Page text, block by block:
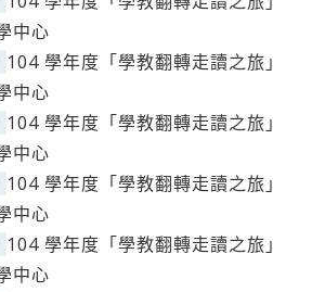
中心
104 學年度「學教翻轉走讀之旅」
中心
104 學年度「學教翻轉走讀之旅」
中心
104 學年度「學教翻轉走讀之旅」
中心
104 學年度「學教翻轉走讀之旅」
中心